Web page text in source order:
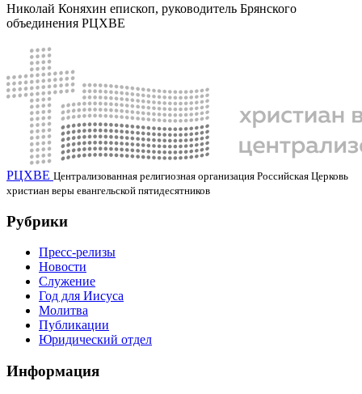
Николай Коняхин епископ, руководитель Брянского
объединения РЦХВЕ
РЦХВЕ Централизованная религиозная организация Российская Церковь
христиан веры евангельской пятидесятников
Рубрики
Пресс-релизы
Новости
Служение
Год для Иисуса
Молитва
Публикации
Юридический отдел
Информация